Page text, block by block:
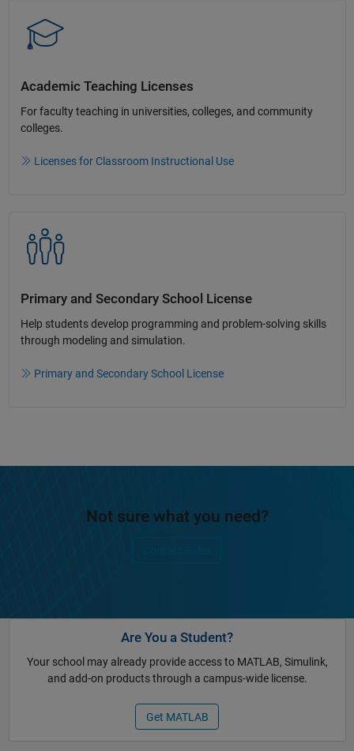
Academic Teaching License​s
For faculty teaching in universities, colleges, and community
colleges​.​
Licenses for Classroom Instructional Use
Primary and Secondary School License​
Help students develop programming and problem-solving skills
through modeling and simulation.​​
Primary and Secondary School License
Not sure what you need?
Are You a Student?
Your school may already provide access to MATLAB, Simulink,
and add-on products through a campus-wide license.
Get MATLAB